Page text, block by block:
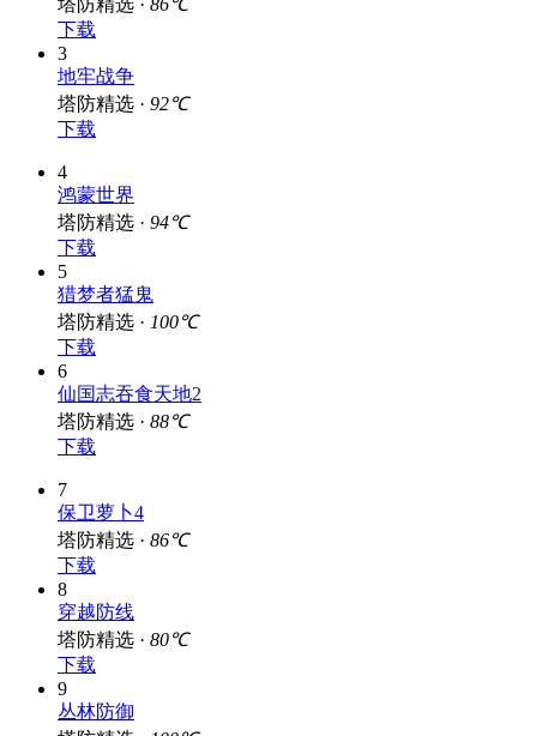
塔防精选 · 86℃
下载
3
地牢战争
塔防精选 ·
92℃
下载
4
鸿蒙世界
塔防精选 ·
下载
5
猎梦者猛鬼
塔防精选 ·
下载
6
仙国志吞食天地2
塔防精选 ·
7
保卫萝卜4
塔防精选 ·
下载
8
穿越防线
塔防精选 ·
下载
9